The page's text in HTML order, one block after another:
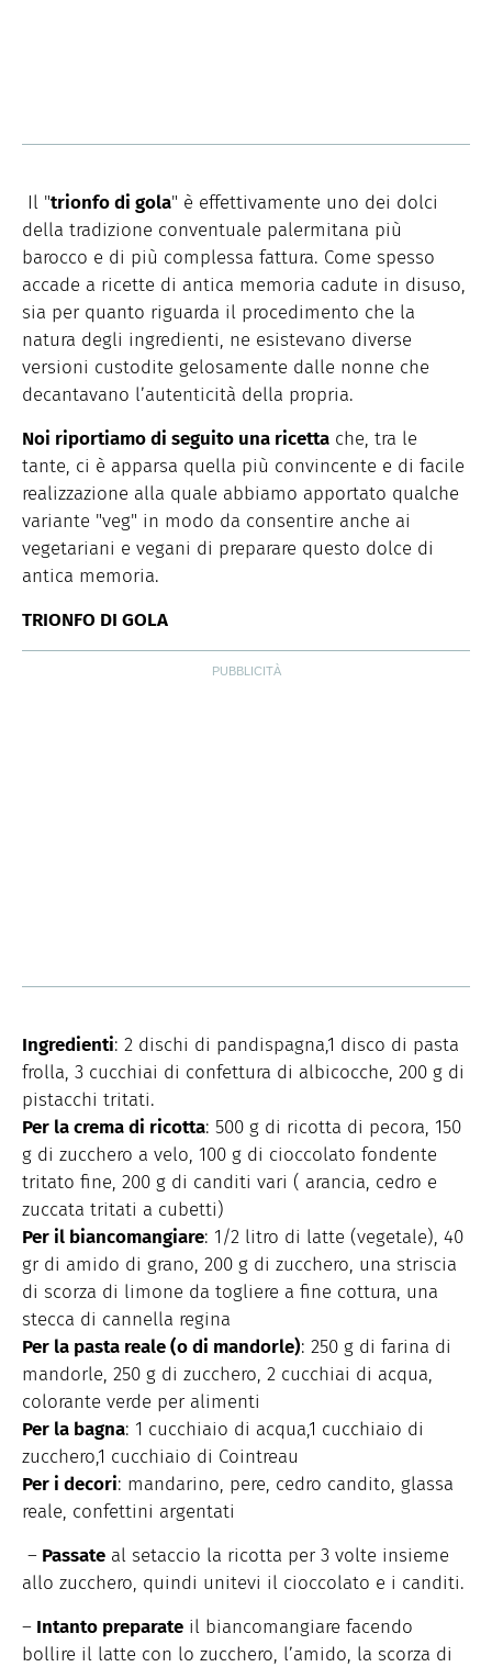
Il "trionfo di gola" è effettivamente uno dei dolci
della tradizione conventuale palermitana più
barocco e di più complessa fattura. Come spesso
accade a ricette di antica memoria cadute in disuso,
sia per quanto riguarda il procedimento che la
natura degli ingredienti, ne esistevano diverse
versioni custodite gelosamente dalle nonne che
decantavano l’autenticità della propria.
Noi riportiamo di seguito una ricetta che, tra le
tante, ci è apparsa quella più convincente e di facile
realizzazione alla quale abbiamo apportato qualche
variante "veg" in modo da consentire anche ai
vegetariani e vegani di preparare questo dolce di
antica memoria.
TRIONFO DI GOLA
Ingredienti: 2 dischi di pandispagna,1 disco di pasta
frolla, 3 cucchiai di confettura di albicocche, 200 g di
pistacchi tritati.
Per la crema di ricotta: 500 g di ricotta di pecora, 150
g di zucchero a velo, 100 g di cioccolato fondente
tritato fine, 200 g di canditi vari ( arancia, cedro e
zuccata tritati a cubetti)
Per il biancomangiare: 1/2 litro di latte (vegetale), 40
gr di amido di grano, 200 g di zucchero, una striscia
di scorza di limone da togliere a fine cottura, una
stecca di cannella regina
Per la pasta reale (o di mandorle): 250 g di farina di
mandorle, 250 g di zucchero, 2 cucchiai di acqua,
colorante verde per alimenti
Per la bagna: 1 cucchiaio di acqua,1 cucchiaio di
zucchero,1 cucchiaio di Cointreau
Per i decori: mandarino, pere, cedro candito, glassa
reale, confettini argentati
– Passate al setaccio la ricotta per 3 volte insieme
allo zucchero, quindi unitevi il cioccolato e i canditi.
– Intanto preparate il biancomangiare facendo
bollire il latte con lo zucchero, l’amido, la scorza di